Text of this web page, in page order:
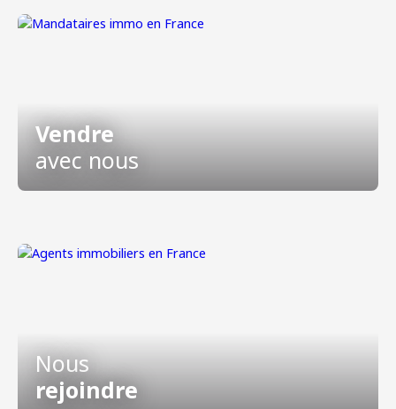
Vendre
avec nous
Nous
rejoindre